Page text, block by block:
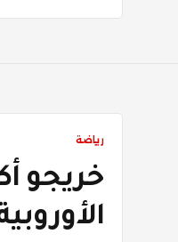
رياضة
خريجو